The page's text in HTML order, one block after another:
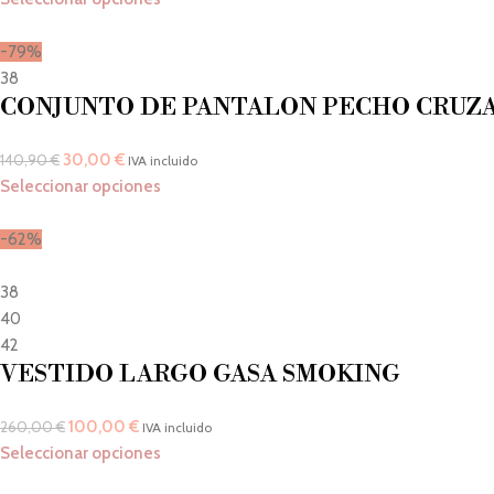
-79%
38
CONJUNTO DE PANTALON PECHO
140,90€ 30,00 € IVA incluido
Seleccionar opciones
-62%
38
40
42
VESTIDO LARGO GASA SMOKING
260,00€100,00 € IVA incluido
Seleccionar opciones